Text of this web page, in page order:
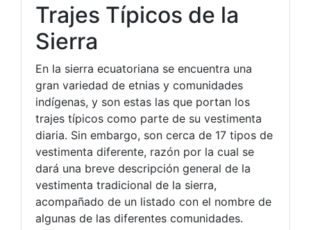
Trajes Típicos de la
Sierra
En la sierra ecuatoriana se encuentra una
gran variedad de etnias y comunidades
indígenas, y son estas las que portan los
trajes típicos como parte de su vestimenta
diaria. Sin embargo, son cerca de 17 tipos de
vestimenta diferente, razón por la cual se
dará una breve descripción general de la
vestimenta tradicional de la sierra,
acompañado de un listado con el nombre de
algunas de las diferentes comunidades.